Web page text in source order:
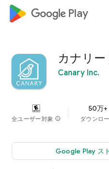
google_logo Play
カナリー
Canary Inc.
全ユーザー対象 info
50万+
ダウンロ
Google Play ス